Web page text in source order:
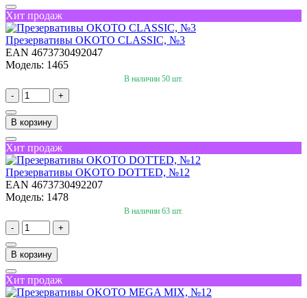
Хит продаж
Презервативы OKOTO CLASSIC, №3
EAN 4673730492047
Модель: 1465
В наличии 50 шт.
- +
В корзину
Хит продаж
Презервативы OKOTO DOTTED, №12
EAN 4673730492207
Модель: 1478
В наличии 63 шт.
- +
В корзину
Хит продаж